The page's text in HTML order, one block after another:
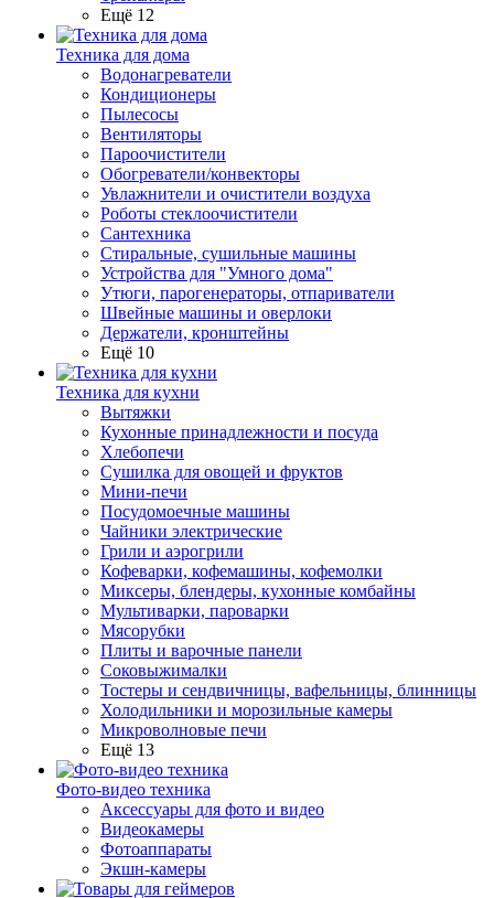
Ещё 12
Техника для дома
Водонагреватели
Кондиционеры
Пылесосы
Вентиляторы
Пароочистители
Обогреватели/конвекторы
Увлажнители и очистители воздуха
Роботы стеклоочистители
Сантехника
Стиральные, сушильные машины
Устройства для "Умного дома"
Утюги, парогенераторы, отпариватели
Швейные машины и оверлоки
Держатели, кронштейны
Ещё 10
Техника для кухни
Вытяжки
Кухонные принадлежности и посуда
Хлебопечи
Сушилка для овощей и фруктов
Мини-печи
Посудомоечные машины
Чайники электрические
Грили и аэрогрили
Кофеварки, кофемашины, кофемолки
Миксеры, блендеры, кухонные комбайны
Мультиварки, пароварки
Мясорубки
Плиты и варочные панели
Соковыжималки
Тостеры и сендвичницы, вафельницы, блинницы
Холодильники и морозильные камеры
Микроволновые печи
Ещё 13
Фото-видео техника
Аксессуары для фото и видео
Видеокамеры
Фотоаппараты
Экшн-камеры